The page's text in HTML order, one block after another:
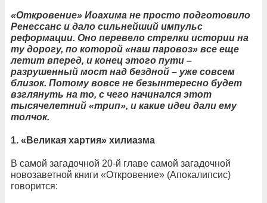
«Откровение» Иоахима не просто подготовило
Ренессанс и дало сильнейший импульс
реформации. Оно перевело стрелки истории на
ту дорогу, по которой «наш паровоз» все еще
летит вперед, и конец этого пути –
разрушенный мост над бездной – уже совсем
близок. Потому вовсе не безынтересно будет
взглянуть на то, с чего начинался этот
тысячелетний «трип», и какие идеи дали ему
толчок.
1. «Великая хартия» хилиазма
В самой загадочной 20-й главе самой загадочной
новозаветной книги «Откровение» (Апокалипсис)
говорится: